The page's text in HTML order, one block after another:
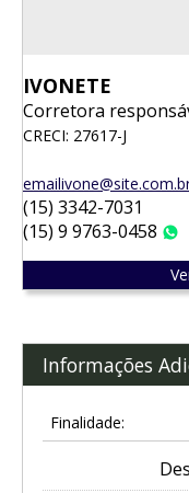
IVONETE
Corretora
CRECI: 27617-J
(15) 3342-7031
(15) 9 9763-0458
Informações
Finalidade: